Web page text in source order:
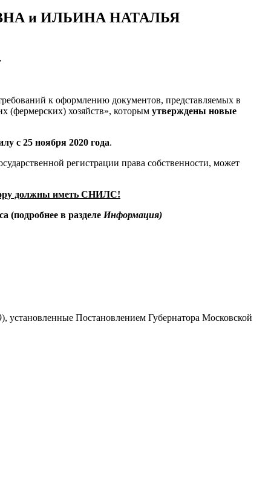
и ИЛЬИНА НАТАЛЬЯ
к оформлению документов, представляемых в
(фермерских) хозяйств», которым утверждены новые
с 25 ноября 2020 года.
регистрации права собственности, может
должны иметь СНИЛС!
(подробнее в разделе Информация)
установленные Постановлением Губернатора Московской